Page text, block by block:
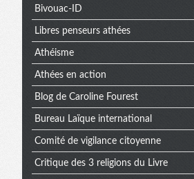
Bivouac-ID
Libres penseurs athées
Athéisme
Athées en action
Blog de Caroline Fourest
Bureau Laïque international
Comité de vigilance citoyenne
Critique des 3 religions du Livre